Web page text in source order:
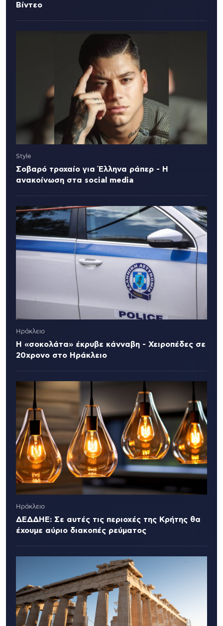
Βίντεο
Style
Σοβαρό τροχαίο για Έλληνα ράπερ - Η
ανακοίνωση στα social media
Ηράκλειο
Η «σοκολάτα» έκρυβε κάνναβη - Χειροπέδες σε
20χρονο στο Ηράκλειο
Ηράκλειο
ΔΕΔΔΗΕ: Σε αυτές τις περιοχές της Κρήτης θα
έχουμε αύριο διακοπές ρεύματος